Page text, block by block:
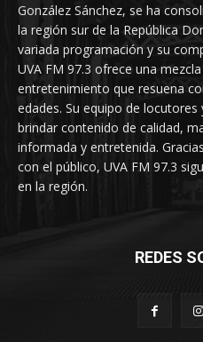
González Sánchez, se ha
la región sur de la República
variada programación y su
UVA FM 97.3 ofrece una
entretenimiento que resuena
edades. Su equipo de
brindar contenido de calidad,
informada y entretenida.
con el público, UVA FM 97.3
en la región.
REDES